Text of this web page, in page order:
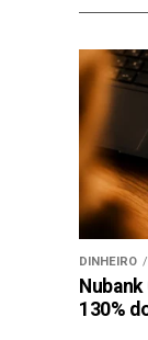
DINHEIRO
130%